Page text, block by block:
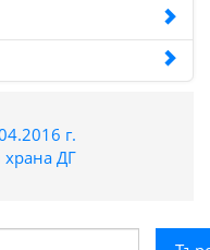
г.
ДГ